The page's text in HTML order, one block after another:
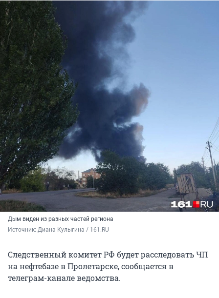
Дым виден из разных частей региона
Источник: Диана Кулыгина / 161.RU
Следственный комитет РФ будет расследовать ЧП
на нефтебазе в Пролетарске, сообщается в
телеграм-канале ведомства.